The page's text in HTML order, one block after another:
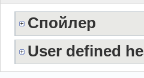
Спойлер
User defined